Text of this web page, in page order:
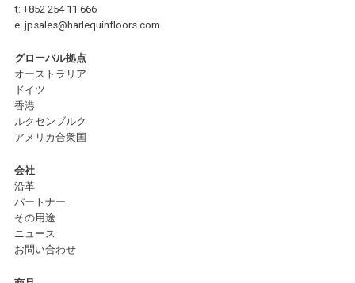
t: +852 254 11 666
e: jpsales@harlequinfloors.com
グローバル拠点
オーストラリア
ドイツ
香港
ルクセンブルク
アメリカ合衆国
会社
沿革
パートナー
その用途
ニュース
お問い合わせ